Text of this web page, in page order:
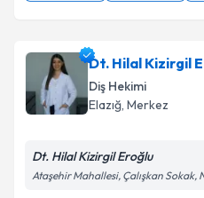
Dt. Hilal Kizirgil
Diş Hekimi
Elazığ, Merkez
Dt. Hilal Kizirgil Eroğlu
Ataşehir Mahallesi, Çalışkan Sokak,